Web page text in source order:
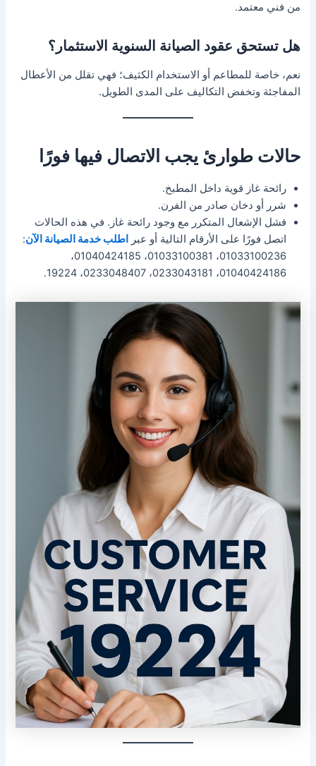
من فني معتمد.
هل تستحق عقود الصيانة السنوية الاستثمار؟
نعم، خاصة للمطاعم أو الاستخدام الكثيف؛ فهي تقلل من الأعطال
المفاجئة وتخفض التكاليف على المدى الطويل.
حالات طوارئ يجب الاتصال فيها فورًا
رائحة غاز قوية داخل المطبخ.
شرر أو دخان صادر من الفرن.
فشل الإشعال المتكرر مع وجود رائحة غاز. في هذه الحالات
اتصل فورًا على الأرقام التالية أو عبر
اطلب خدمة الصيانة الآن:
01033100236، 01033100381، 01040424185،
01040424186، 0233043181، 0233048407، 19224.